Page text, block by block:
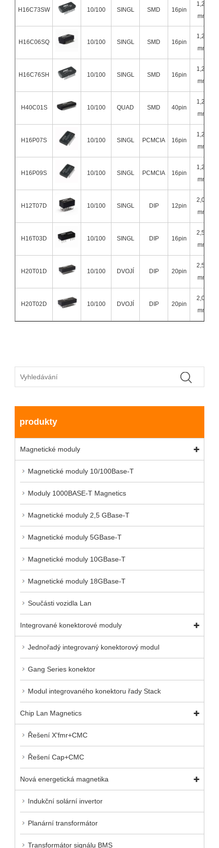
H16C73SW 10/100 SINGL SMD 16pin
1,27
mm
H16C06SQ 10/100 SINGL SMD 16pin
1,27
mm
H16C76SH 10/100 SINGL SMD 16pin
1,27
mm
H40C01S 10/100 QUAD SMD 40pin
1,27
mm
H16P07S 10/100 SINGL PCMCIA 16pin
1,27
mm
H16P09S 10/100 SINGL PCMCIA 16pin
1,27
mm
H12T07D 10/100 SINGL DIP 12pin
2,00
mm
H16T03D 10/100 SINGL DIP 16pin
2,54
mm
H20T01D 10/100 DVOJÍ DIP 20pin
2,54
mm
H20T02D 10/100 DVOJÍ DIP 20pin
2,00
mm
produkty
Magnetické moduly
Magnetické moduly 10/100Base-T
Moduly 1000BASE-T Magnetics
Magnetické moduly 2,5 GBase-T
Magnetické moduly 5GBase-T
Magnetické moduly 10GBase-T
Magnetické moduly 18GBase-T
Součásti vozidla Lan
Integrované konektorové moduly
Jednořadý integrovaný konektorový modul
Gang Series konektor
Modul integrovaného konektoru řady Stack
Chip Lan Magnetics
Řešení X'fmr+CMC
Řešení Cap+CMC
Nová energetická magnetika
Indukční solární invertor
Planární transformátor
Transformátor signálu BMS